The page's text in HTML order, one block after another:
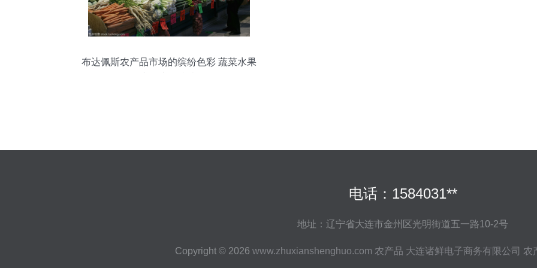
布达佩斯农产品市场的缤纷色彩 蔬菜水果
电话：1584031**
地址：辽宁省大连市金州区光明街道五一路10-2号
Copyright © 2026 www.zhuxianshenghuo.com 农产品 大连诸鲜电子商务有限公司 农